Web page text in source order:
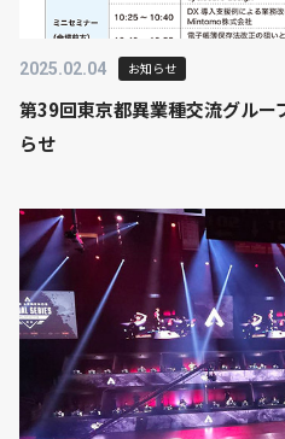
2025.02.04 お知らせ
第39回東京都異業種交流グルー
らせ